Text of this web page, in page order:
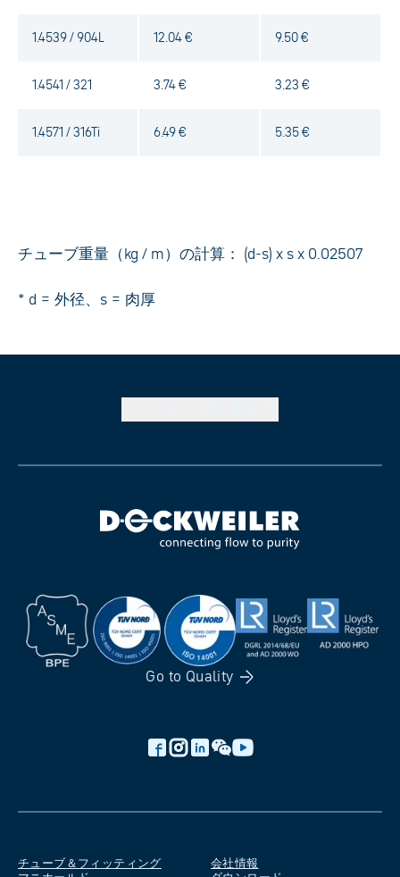
1.4539 / 904L 12.04 € 9.50 €
1.4541 / 321 3.74 € 3.23 €
1.4571 / 316Ti 6.49 € 5.35 €
チューブ重量（kg / m）の計算： (d-s) x s x 0.02507
* d = 外径、s = 肉厚
Go to Quality
チューブ＆フィッティング
会社情報